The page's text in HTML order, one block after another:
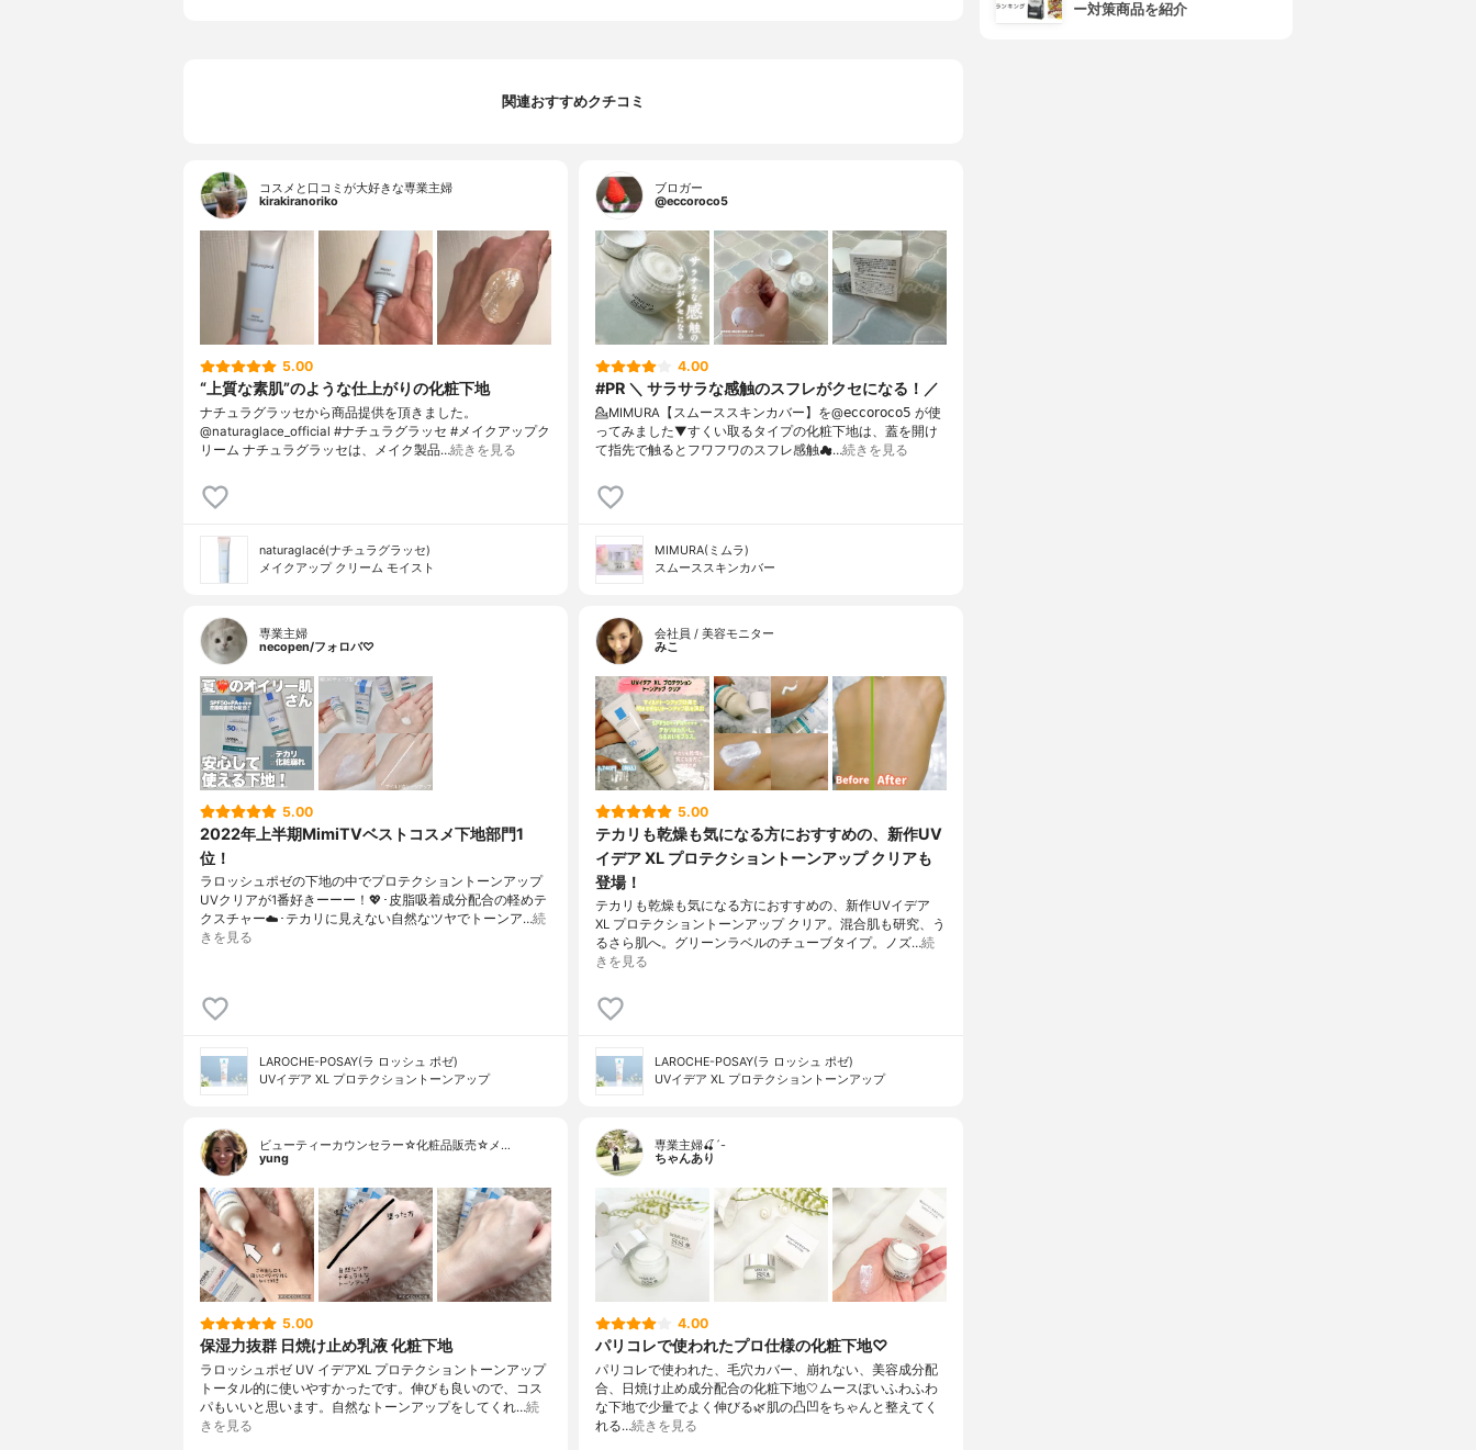
関連おすすめクチコミ
コスメと口コミが大好きな専業主婦
kirakiranoriko
5.00
“上質な素肌”のような仕上がりの化粧下地
ナチュラグラッセから商品提供を頂きました。
@naturaglace_official #ナチュラグラッセ #メイクアップク
リーム ナチュラグラッセは、メイク製品…続きを見る
naturaglacé(ナチュラグラッセ)
メイクアップ クリーム モイスト
ブロガー
@eccoroco5
4.00
#PR ＼ サラサラな感触のスフレがクセになる！／
💁MIMURA【スムーススキンカバー】を@𝖾𝖼𝖼𝗈𝗋𝗈𝖼𝗈𝟧 が使
ってみました⁡⁡▼⁡すくい取るタイプの化粧下地は、蓋を開け
て指先で触るとフワフワのスフレ感触☁…続きを見る
MIMURA(ミムラ)
スムーススキンカバー
専業主婦
necopen/フォロバ♡
5.00
2022年上半期MimiTVベストコスメ下地部門1
位！
ラロッシュポゼの下地の中でプロテクショントーンアップ
UVクリアが1番好きーーー！💖･皮脂吸着成分配合の軽めテ
クスチャー☁️･テカリに見えない自然なツヤでトーンア…続
きを見る
LAROCHE-POSAY(ラ ロッシュ ポゼ)
UVイデア XL プロテクショントーンアップ
会社員 / 美容モニター
みこ
5.00
テカリも乾燥も気になる方におすすめの、新作UV
イデア XL プロテクショントーンアップ クリアも
登場！
テカリも乾燥も気になる方におすすめの、新作UVイデア
XL プロテクショントーンアップ クリア。混合肌も研究、う
るさら肌へ。グリーンラベルのチューブタイプ。ノズ…続
きを見る
LAROCHE-POSAY(ラ ロッシュ ポゼ)
UVイデア XL プロテクショントーンアップ
ビューティーカウンセラー☆化粧品販売☆メ…
yung
5.00
保湿力抜群 日焼け止め乳液 化粧下地
ラロッシュポゼ UV イデアXL プロテクショントーンアップ
トータル的に使いやすかったです。伸びも良いので、コス
パもいいと思います。自然なトーンアップをしてくれ…続
きを見る
専業主婦🍒´-
ちゃんあり
4.00
パリコレで使われたプロ仕様の化粧下地♡
パリコレで使われた、毛穴カバー、崩れない、美容成分配
合、日焼け止め成分配合の化粧下地🤍ムースぽいふわふわ
な下地で少量でよく伸びる🌿肌の凸凹をちゃんと整えてく
れる…続きを見る
ー対策商品を紹介